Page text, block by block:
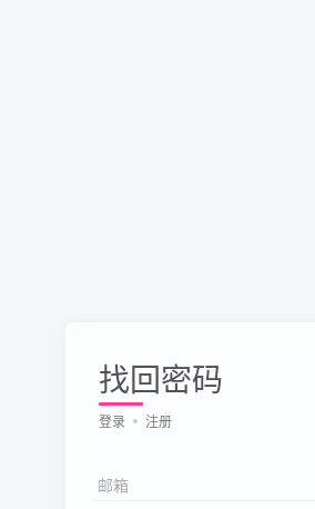
找回密码
登录 注册
邮箱